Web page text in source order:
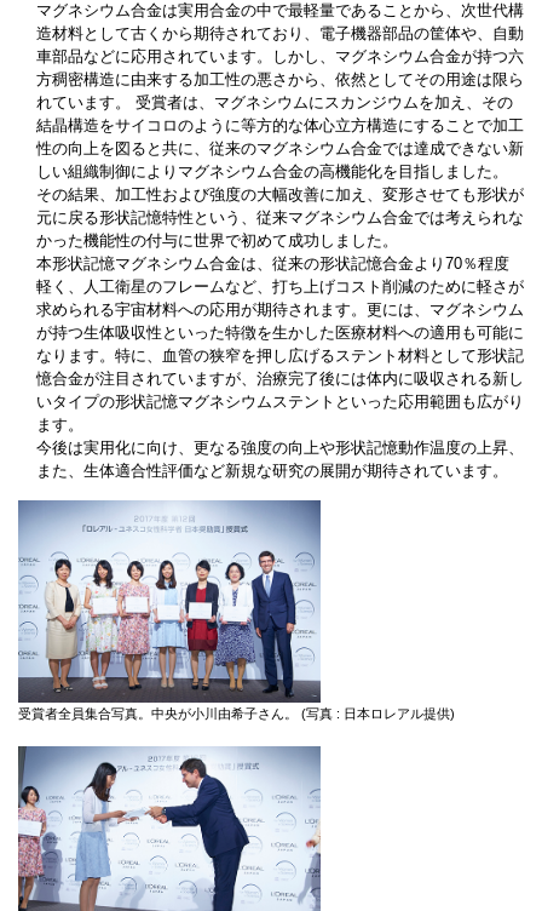
マグネシウム合金は実用合金の中で最軽量であることから、次世代構
造材料として古くから期待されており、電子機器部品の筐体や、自動
車部品などに応用されています。しかし、マグネシウム合金が持つ六
方稠密構造に由来する加工性の悪さから、依然としてその用途は限ら
れています。 受賞者は、マグネシウムにスカンジウムを加え、その
結晶構造をサイコロのように等方的な体心立方構造にすることで加工
性の向上を図ると共に、従来のマグネシウム合金では達成できない新
しい組織制御によりマグネシウム合金の高機能化を目指しました。
その結果、加工性および強度の大幅改善に加え、変形させても形状が
元に戻る形状記憶特性という、従来マグネシウム合金では考えられな
かった機能性の付与に世界で初めて成功しました。
本形状記憶マグネシウム合金は、従来の形状記憶合金より70％程度
軽く、人工衛星のフレームなど、打ち上げコスト削減のために軽さが
求められる宇宙材料への応用が期待されます。更には、マグネシウム
が持つ生体吸収性といった特徴を生かした医療材料への適用も可能に
なります。特に、血管の狭窄を押し広げるステント材料として形状記
憶合金が注目されていますが、治療完了後には体内に吸収される新し
いタイプの形状記憶マグネシウムステントといった応用範囲も広がり
ます。
今後は実用化に向け、更なる強度の向上や形状記憶動作温度の上昇、
また、生体適合性評価など新規な研究の展開が期待されています。
受賞者全員集合写真。中央が小川由希子さん。 (写真 : 日本ロレアル提供)